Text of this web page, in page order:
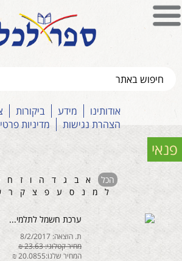
אודותינו מידע ביקורות
הצהרת נגישות
מדיניות
פנאי
הכל א ב ג ד ה ו ז ח
ל
מ נ ס ע פ צ ק ר
ערכת חשמל לתלמי...
ת. הוצאה: 8/2/2017
מחיר קטלוגי: 23.63 ₪
המחיר שלנו:20.0855 ₪